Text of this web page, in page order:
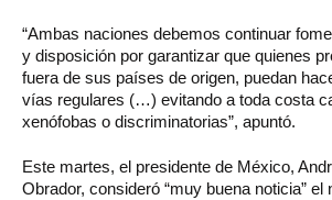
“Ambas naciones debemos continuar
y disposición por garantizar que quienes
fuera de sus países de origen, puedan
vías regulares (…) evitando a toda costa
xenófobas o discriminatorias”, apuntó.
Este martes, el presidente de México,
Obrador, consideró “muy buena noticia” el